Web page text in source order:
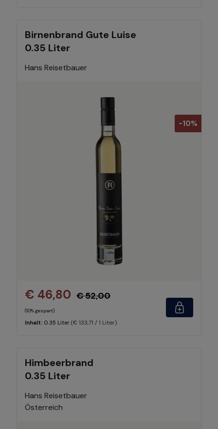
Birnenbrand Gute Luise
0.35 Liter
Hans Reisetbauer
-10%
€ 46,80 € 52,00
(10% gespart)
Inhalt: 0.35 Liter (€ 133,71 / 1 Liter)
Himbeerbrand
0.35 Liter
Hans Reisetbauer
Österreich